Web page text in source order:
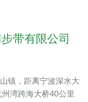
带有限公司
镇，距离宁波深水大
湾跨海大桥40公里